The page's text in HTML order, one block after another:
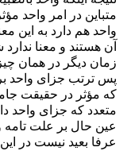
متباین در امر واحد
واحد هم دارد به این
آن هستند و معنا
زمان دیگر در همان
پس ترتب جزای واحد
که مؤثر در حقیقت
متعدد که جزای واحد
عین حال بر علت
عرفا بعید نیست در